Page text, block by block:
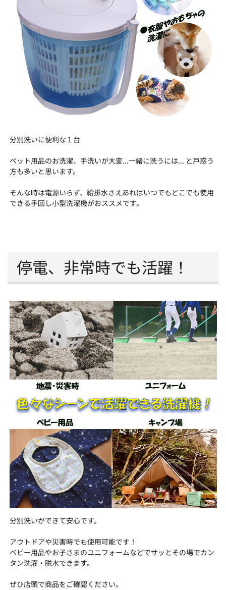
分別洗いに便利な１台
ペット用品のお洗濯、手洗いが大変...一緒に洗うには... と戸惑う
方も多いと思います。
そんな時は電源いらず、給排水さえあればいつでもどこでも使用
できる手回し小型洗濯機がおススメです。
停電、非常時でも活躍！
分別洗いができて安心です。
アウトドアや災害時でも使用可能です！
ベビー用品やお子さまのユニフォームなどでサッとその場でカン
タン洗濯・脱水できます。
ぜひ店頭で商品をご確認ください。